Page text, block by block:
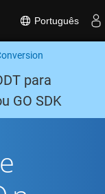
Português
para
GO SDK